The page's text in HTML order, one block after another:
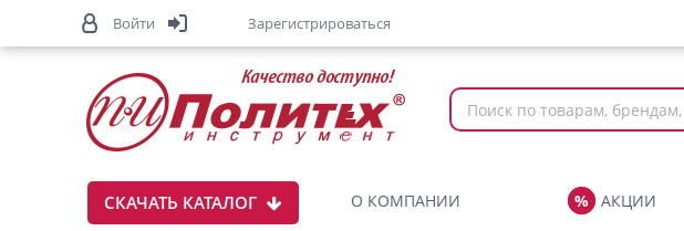
СКАЧАТЬ КАТАЛОГ О КОМПАНИИ АКЦИИ
Войти Зарегистрироваться